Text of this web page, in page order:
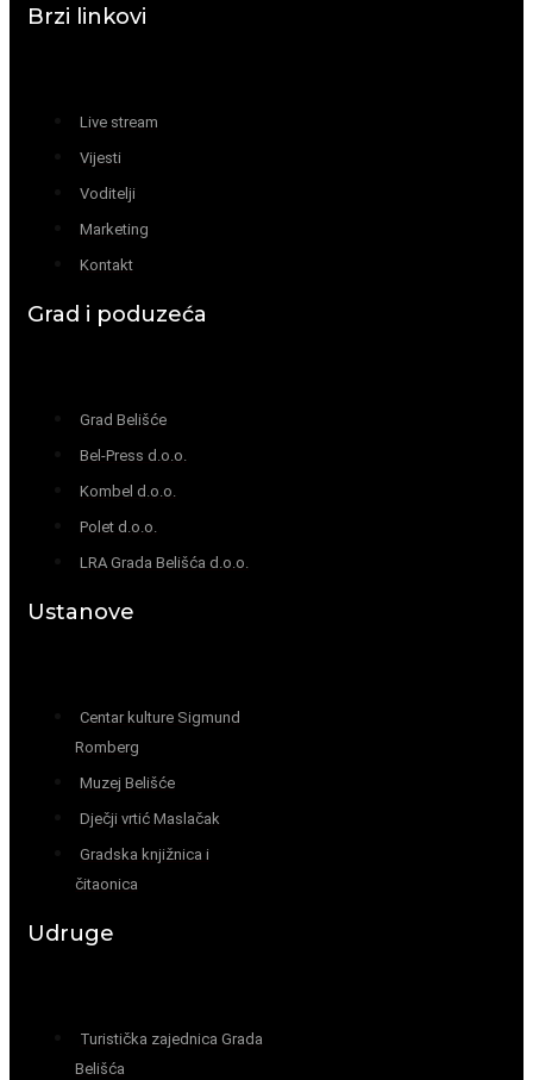
Brzi linkovi
Live stream
Vijesti
Voditelji
Marketing
Kontakt
Grad i poduzeća
Grad Belišće
Bel-Press d.o.o.
Kombel d.o.o.
Polet d.o.o.
LRA Grada Belišća d.o.o.
Ustanove
Centar kulture Sigmund
Romberg
Muzej Belišće
Dječji vrtić Maslačak
Gradska knjižnica i
čitaonica
Udruge
Turistička zajednica Grada
Belišća